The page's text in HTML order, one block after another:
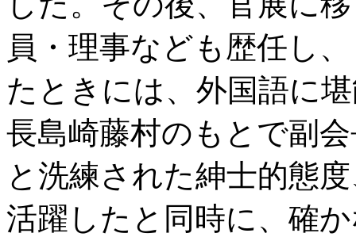
員・理事なども歴任し
たときには、外国語に
長島崎藤村のもとで副
と洗練された紳士的態
活躍したと同時に、確